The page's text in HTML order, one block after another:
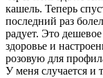
кашель. Теперь
последний раз
радует. Это
здоровье и
розовую для
У меня случается и